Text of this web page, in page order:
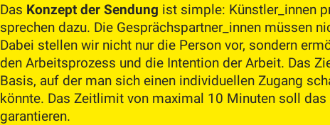
Das Konzept der Sendung ist simple: Künstler_innen
sprechen dazu. Die Gesprächspartner_innen müssen
Dabei stellen wir nicht nur die Person vor, sondern
den Arbeitsprozess und die Intention der Arbeit. Das
Basis, auf der man sich einen individuellen Zugang
könnte. Das Zeitlimit von maximal 10 Minuten soll das
garantieren.